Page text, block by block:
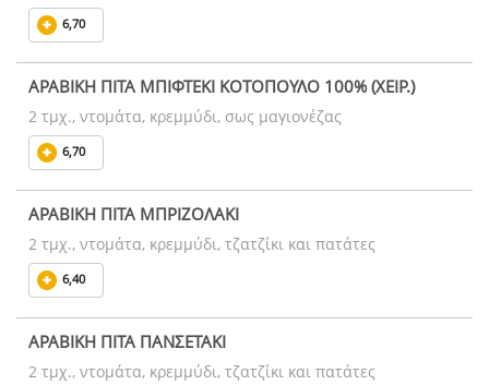
6,70
ΑΡΑΒΙΚΗ ΠΙΤΑ ΜΠΙΦΤΕΚΙ ΚΟΤΟΠΟΥΛΟ 100% (ΧΕΙΡ.)
2 τμχ., ντομάτα, κρεμμύδι, σως μαγιονέζας
6,70
ΑΡΑΒΙΚΗ ΠΙΤΑ ΜΠΡΙΖΟΛΑΚΙ
2 τμχ., ντομάτα, κρεμμύδι, τζατζίκι και πατάτες
6,40
ΑΡΑΒΙΚΗ ΠΙΤΑ ΠΑΝΣΕΤΑΚΙ
2 τμχ., ντομάτα, κρεμμύδι, τζατζίκι και πατάτες